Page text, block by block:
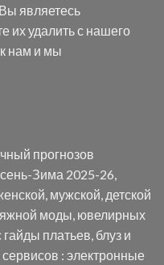
являетесь
их удалить с нашего
нам и мы
прогнозов
Зима 2025-26,
мужской, детской
моды, ювелирных
платьев, блуз и
: электронные